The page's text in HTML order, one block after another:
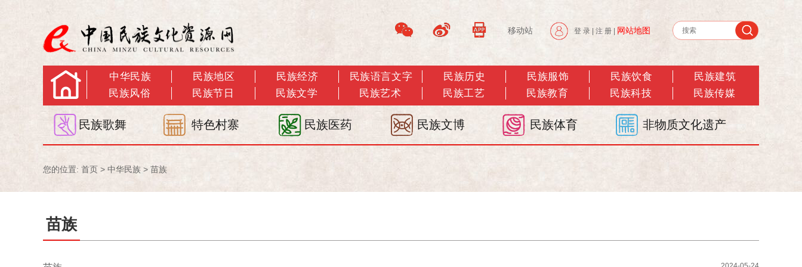
移动站 登 录 注 册 网站地图
中华民族 民族地区 民族经济 民族语言文字 民族历史 民族服饰 民族饮食
民族建筑
民族风俗
民族节日 民族文学 民族艺术 民族工艺 民族教育 民族科技 民族传媒
民族歌舞 特色村寨 民族医药 民族文博 民族体育 非物质文化遗产
您的位置: 首页 > 中华民族 > 苗族
苗族